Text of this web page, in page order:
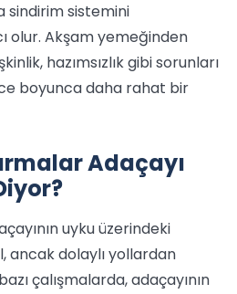
sindirim sistemini
olur. Akşam yemeğinden
hazımsızlık gibi sorunları
boyunca daha rahat bir
Adaçayı
uyku üzerindeki
ancak dolaylı yollardan
çalışmalarda, adaçayının